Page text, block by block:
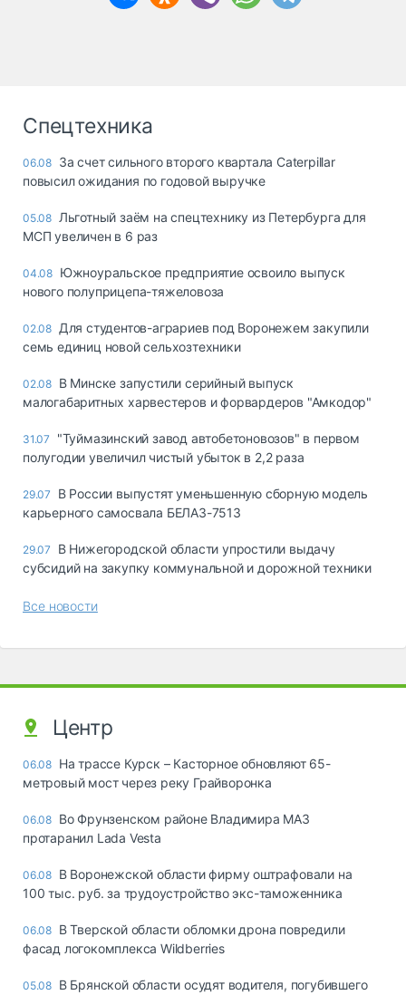
Спецтехника
06.08 За счет сильного второго квартала Caterpillar
повысил ожидания по годовой выручке
05.08 Льготный заём на спецтехнику из Петербурга для
МСП увеличен в 6 раз
04.08 Южноуральское предприятие освоило выпуск
нового полуприцепа-тяжеловоза
02.08 Для студентов-аграриев под Воронежем закупили
семь единиц новой сельхозтехники
02.08 В Минске запустили серийный выпуск
малогабаритных харвестеров и форвардеров "Амкодор"
31.07
"Туймазинский завод автобетоновозов" в первом
полугодии увеличил чистый убыток в 2,2 раза
29.07
В России выпустят уменьшенную сборную модель
карьерного самосвала БЕЛАЗ-7513
29.07
В Нижегородской области упростили выдачу
субсидий на закупку коммунальной и дорожной техники
Все новости
Центр
06.08 На трассе Курск – Касторное обновляют 65-
метровый мост через реку Грайворонка
06.08 Во Фрунзенском районе Владимира МАЗ
протаранил Lada Vesta
06.08 В Воронежской области фирму оштрафовали на
100 тыс. руб. за трудоустройство экс-таможенника
06.08 В Тверской области обломки дрона повредили
фасад логокомплекса Wildberries
05.08 В Брянской области осудят водителя, погубившего